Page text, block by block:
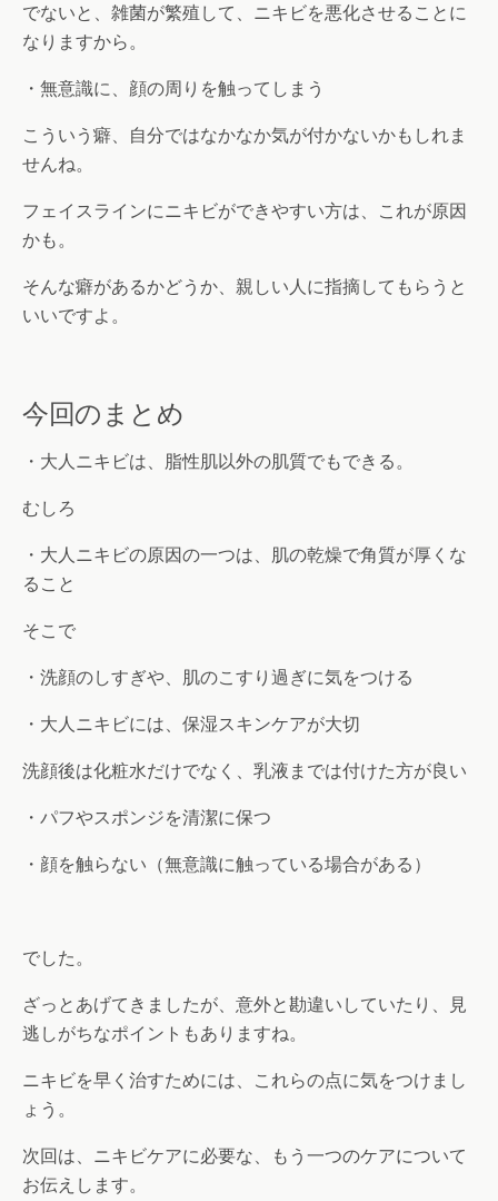
でないと、雑菌が繁殖して、ニキビを悪化させることに
なりますから。
・無意識に、顔の周りを触ってしまう
こういう癖、自分ではなかなか気が付かないかもしれま
せんね。
フェイスラインにニキビができやすい方は、これが原因
かも。
そんな癖があるかどうか、親しい人に指摘してもらうと
いいですよ。
今回のまとめ
・大人ニキビは、脂性肌以外の肌質でもできる。
むしろ
・大人ニキビの原因の一つは、肌の乾燥で角質が厚くな
ること
そこで
・洗顔のしすぎや、肌のこすり過ぎに気をつける
・大人ニキビには、保湿スキンケアが大切
洗顔後は化粧水だけでなく、乳液までは付けた方が良い
・パフやスポンジを清潔に保つ
・顔を触らない（無意識に触っている場合がある）
でした。
ざっとあげてきましたが、意外と勘違いしていたり、見
逃しがちなポイントもありますね。
ニキビを早く治すためには、これらの点に気をつけまし
ょう。
次回は、ニキビケアに必要な、もう一つのケアについて
お伝えします。